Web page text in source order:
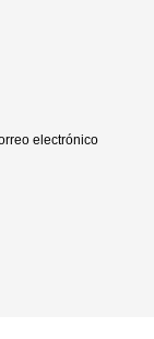
electrónico